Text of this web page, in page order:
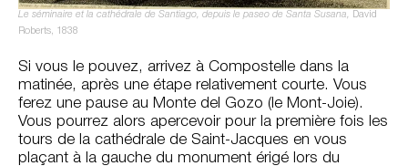
Le séminaire et la cathédrale de Santiago, depuis le paseo de Santa Susana,
David
Roberts, 1838
Si vous le pouvez, arrivez à Compostelle dans la
matinée, après une étape relativement courte. Vous
ferez une pause au Monte del Gozo (le Mont-Joie).
Vous pourrez alors apercevoir pour la première fois les
tours de la cathédrale de Saint-Jacques en vous
plaçant à la gauche du monument érigé lors du